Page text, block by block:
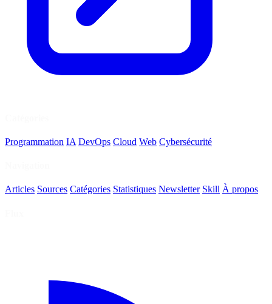
Programmation IA DevOps Cloud Web Cybersécurité
Articles Sources Catégories Statistiques Newsletter Skill À propos